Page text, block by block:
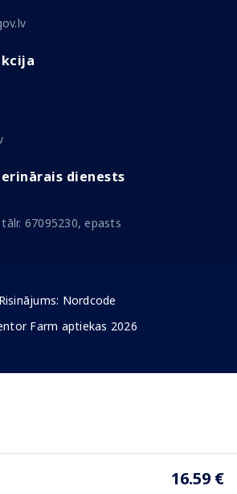
16.59 €
dienests
67095230, epasts
Risinājums: Nordcode
Farm aptiekas 2026